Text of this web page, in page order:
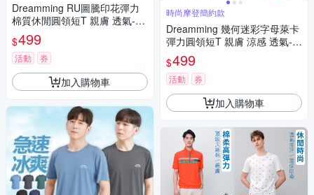
Dreamming RU圖騰印花彈力
棉質休閒圓領短T 親膚 透氣-共
二色
$499
活動 券
加入購物車
時尚摩登簡約款
Dreamming 幾何迷彩字母萊卡
彈力圓領短T 親膚 涼感 透氣-共
二色
$499
活動 券
加入購物車